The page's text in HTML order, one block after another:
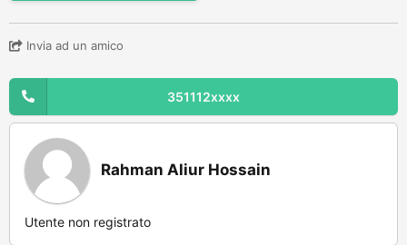
Invia ad un amico
351112xxxx
Rahman Aliur Hossain
Utente non registrato